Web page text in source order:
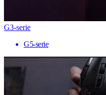
G3-serie
G5-serie